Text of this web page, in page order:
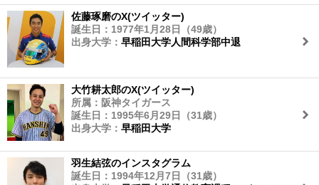
佐藤琢磨のX(ツイッター)
誕生日：1977年1月28日（49歳）
出身大学： 早稲田大学人間科学部中退
大竹耕太郎のX(ツイッター)
所属：阪神タイガース
誕生日：1995年6月29日（31歳）
出身大学： 早稲田大学
羽生結弦のインスタグラム
誕生日：1994年12月7日（31歳）